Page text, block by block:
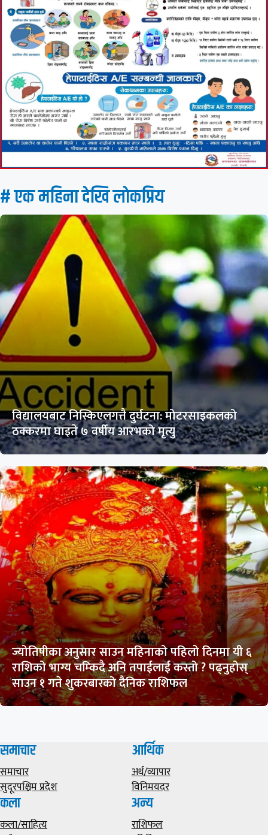
# एक महिना देखि लाेकप्रिय
विद्यालयबाट निस्किएलगत्तै दुर्घटना: मोटरसाइकलको
ठक्करमा घाइते ७ वर्षीय आरभको मृत्यु
ज्योतिषीका अनुसार साउन महिनाको पहिलो दिनमा यी ६
राशिको भाग्य चम्किदै अनि तपाईलाई कस्तो ? पढ्नुहोस्
साउन १ गते शुकरबारको दैनिक राशिफल
समाचार
समाचार
सुदूरपश्चिम प्रदेश
आर्थिक
अर्थ/व्यापार
विनिमयदर
कला
कला/साहित्य
अन्य
राशिफल